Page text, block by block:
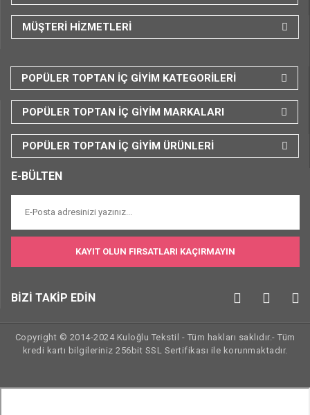
MÜŞTERİ HİZMETLERİ
POPÜLER TOPTAN İÇ GİYİM KATEGORİLERİ
POPÜLER TOPTAN İÇ GİYİM MARKALARI
POPÜLER TOPTAN İÇ GİYİM ÜRÜNLERİ
E-BÜLTEN
KAYIT OLUN FIRSATLARI KAÇIRMAYIN
BİZİ TAKİP EDİN
Copyright © 2014-2024 Kuloğlu Tekstil - Tüm hakları saklıdır.- Tüm
kredi kartı bilgileriniz 256bit SSL Sertifikası ile korunmaktadır.